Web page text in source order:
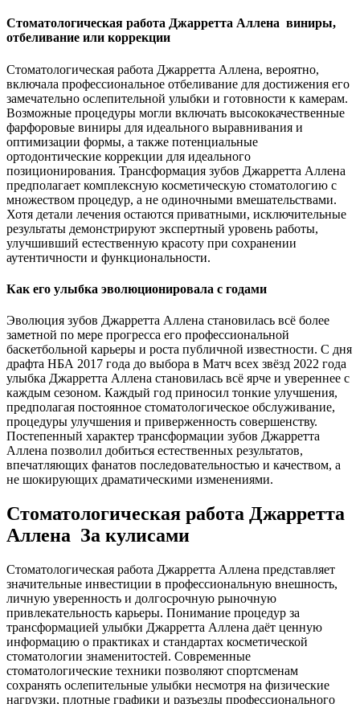
Стоматологическая работа Джарретта Аллена виниры,
отбеливание или коррекции
Стоматологическая работа Джарретта Аллена, вероятно,
включала профессиональное отбеливание для достижения его
замечательно ослепительной улыбки и готовности к камерам.
Возможные процедуры могли включать высококачественные
фарфоровые виниры для идеального выравнивания и
оптимизации формы, а также потенциальные
ортодонтические коррекции для идеального
позиционирования. Трансформация зубов Джарретта Аллена
предполагает комплексную косметическую стоматологию с
множеством процедур, а не одиночными вмешательствами.
Хотя детали лечения остаются приватными, исключительные
результаты демонстрируют экспертный уровень работы,
улучшивший естественную красоту при сохранении
аутентичности и функциональности.
Как его улыбка эволюционировала с годами
Эволюция зубов Джарретта Аллена становилась всё более
заметной по мере прогресса его профессиональной
баскетбольной карьеры и роста публичной известности. С дня
драфта НБА 2017 года до выбора в Матч всех звёзд 2022 года
улыбка Джарретта Аллена становилась всё ярче и увереннее с
каждым сезоном. Каждый год приносил тонкие улучшения,
предполагая постоянное стоматологическое обслуживание,
процедуры улучшения и приверженность совершенству.
Постепенный характер трансформации зубов Джарретта
Аллена позволил добиться естественных результатов,
впечатляющих фанатов последовательностью и качеством, а
не шокирующих драматическими изменениями.
Стоматологическая работа Джарретта
Аллена За кулисами
Стоматологическая работа Джарретта Аллена представляет
значительные инвестиции в профессиональную внешность,
личную уверенность и долгосрочную рыночную
привлекательность карьеры. Понимание процедур за
трансформацией улыбки Джарретта Аллена даёт ценную
информацию о практиках и стандартах косметической
стоматологии знаменитостей. Современные
стоматологические техники позволяют спортсменам
сохранять ослепительные улыбки несмотря на физические
нагрузки, плотные графики и разъезды профессионального